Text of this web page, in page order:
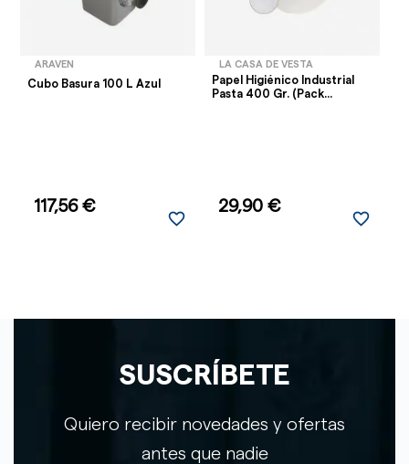
ARAVEN
Cubo Basura 100 L Azul
117,56 €
favorite_border
LA CASA DE VESTA
Papel Higiénico Industrial
Pasta 400 Gr. (Pack...
29,90 €
favorite_border
SUSCRÍBETE
Quiero recibir novedades y ofertas
antes que nadie